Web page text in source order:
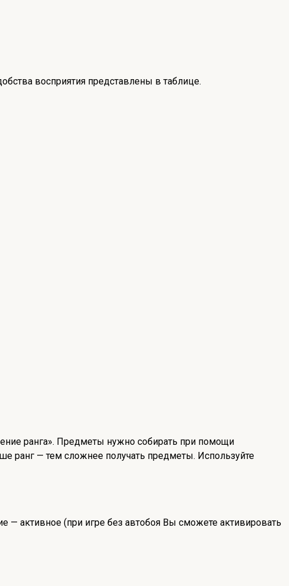
восприятия представлены в таблице.
ранга». Предметы нужно собирать при помощи
ранг — тем сложнее получать предметы. Используйте
активное (при игре без автобоя Вы сможете активировать